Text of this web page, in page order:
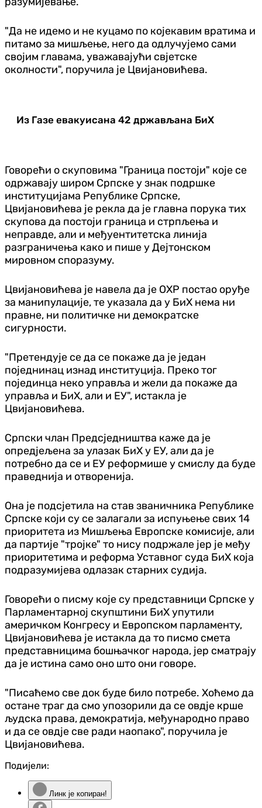
"Да не идемо и не куцамо по којекавим вратима и
питамо за мишљење, него да одлучујемо сами
својим главама, уважавајући свјетске
околности", поручила је Цвијановићева.
Из Газе евакуисана 42 држављана БиХ
Говорећи о скуповима "Граница постоји" које се
одржавају широм Српске у знак подршке
институцијама Републике Српске,
Цвијановићева је рекла да је главна порука тих
скупова да постоји граница и стрпљења и
неправде, али и међуентитетска линија
разграничења како и пише у Дејтонском
мировном споразуму.
Цвијановићева је навела да је ОХР постао оруђе
за манипулације, те указала да у БиХ нема ни
правне, ни политичке ни демократске
сигурности.
"Претендује се да се покаже да је један
поједнинац изнад институција. Преко тог
појединца неко управља и жели да покаже да
управља и БиХ, али и ЕУ", истакла је
Цвијановићева.
Српски члан Предсједништва каже да је
опредјељена за улазак БиХ у ЕУ, али да је
потребно да се и ЕУ реформише у смислу да буде
праведнија и отворенија.
Она је подсјетила на став званичника Републике
Српске који су се залагали за испуњење свих 14
приоритета из Мишљења Европске комисије, али
да партије "тројке" то нису подржале јер је међу
приоритетима и реформа Уставног суда БиХ која
подразумијева одлазак старних судија.
Говорећи о писму које су представници Српске у
Парламентарној скупштини БиХ упутили
америчком Конгресу и Европском парламенту,
Цвијановићева је истакла да то писмо смета
представницима бошњачког народа, јер сматрају
да је истина само оно што они говоре.
"Писаћемо све док буде било потребе. Хоћемо да
остане траг да смо упозорили да се овдје крше
људска права, демократија, међународно право
и да се овдје све ради наопако", поручила је
Цвијановићева.
Подијели:
Линк је копиран!